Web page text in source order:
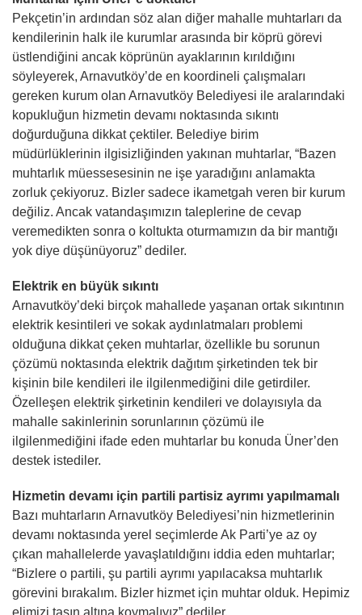
Pekçetin’in ardından söz alan diğer mahalle muhtarları da
kendilerinin halk ile kurumlar arasında bir köprü görevi
üstlendiğini ancak köprünün ayaklarının kırıldığını
söyleyerek, Arnavutköy’de en koordineli çalışmaları
gereken kurum olan Arnavutköy Belediyesi ile aralarındaki
kopukluğun hizmetin devamı noktasında sıkıntı
doğurduğuna dikkat çektiler. Belediye birim
müdürlüklerinin ilgisizliğinden yakınan muhtarlar, “Bazen
muhtarlık müessesesinin ne işe yaradığını anlamakta
zorluk çekiyoruz. Bizler sadece ikametgah veren bir kurum
değiliz. Ancak vatandaşımızın taleplerine de cevap
veremedikten sonra o koltukta oturmamızın da bir mantığı
yok diye düşünüyoruz” dediler.
Elektrik en büyük sıkıntı
Arnavutköy’deki birçok mahallede yaşanan ortak sıkıntının
elektrik kesintileri ve sokak aydınlatmaları problemi
olduğuna dikkat çeken muhtarlar, özellikle bu sorunun
çözümü noktasında elektrik dağıtım şirketinden tek bir
kişinin bile kendileri ile ilgilenmediğini dile getirdiler.
Özelleşen elektrik şirketinin kendileri ve dolayısıyla da
mahalle sakinlerinin sorunlarının çözümü ile
ilgilenmediğini ifade eden muhtarlar bu konuda Üner’den
destek istediler.
Hizmetin devamı için partili partisiz ayrımı yapılmamalı
Bazı muhtarların Arnavutköy Belediyesi’nin hizmetlerinin
devamı noktasında yerel seçimlerde Ak Parti’ye az oy
çıkan mahallelerde yavaşlatıldığını iddia eden muhtarlar;
“Bizlere o partili, şu partili ayrımı yapılacaksa muhtarlık
görevini bırakalım. Bizler hizmet için muhtar olduk. Hepimiz
elimizi taşın altına koymalıyız” dediler.